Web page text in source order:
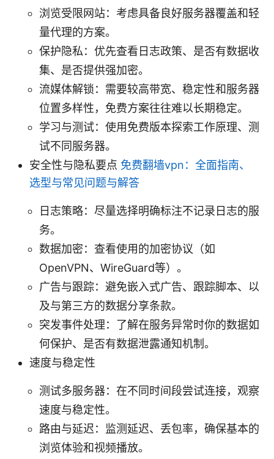
浏览受限网站：考虑具备良好服务器覆盖和轻
量代理的方案。
保护隐私：优先查看日志政策、是否有数据收
集、是否提供强加密。
流媒体解锁：需要较高带宽、稳定性和服务器
位置多样性，免费方案往往难以长期稳定。
学习与测试：使用免费版本探索工作原理、测
试不同服务器。
安全性与隐私要点 免费翻墙vpn：全面指南、
选型与常见问题与解答
日志策略：尽量选择明确标注不记录日志的服
务。
数据加密：查看使用的加密协议（如
OpenVPN、WireGuard等）。
广告与跟踪：避免嵌入式广告、跟踪脚本、以
及与第三方的数据分享条款。
突发事件处理：了解在服务异常时你的数据如
何保护、是否有数据泄露通知机制。
速度与稳定性
测试多服务器：在不同时间段尝试连接，观察
速度与稳定性。
路由与延迟：监测延迟、丢包率，确保基本的
浏览体验和视频播放。